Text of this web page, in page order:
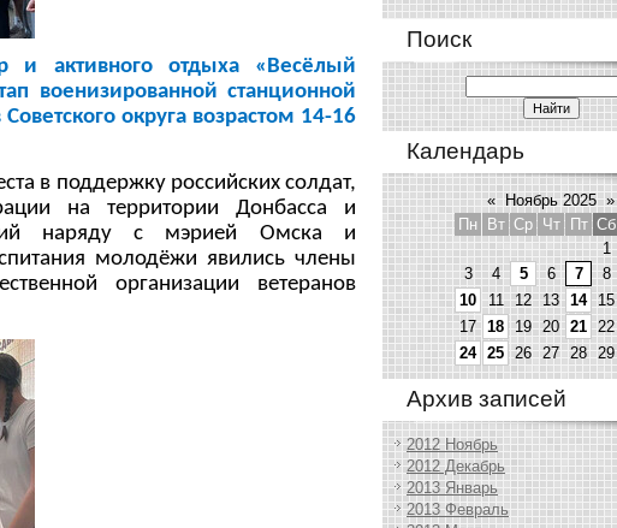
и активного отдыха «Весёлый
военизированной станционной
округа возрастом 14-16
в поддержку российских солдат,
на территории Донбасса и
наряду с мэрией Омска и
молодёжи явились члены
организации ветеранов
Поиск
Календарь
« Ноябрь 2025 »
Пн
Вт Ср Чт Пт Сб
1
3
4 5 6 7 8
10
11 12 13 14 15
17 18 19 20 21 22
24 25 26 27 28 29
Архив записей
2012 Ноябрь
2012 Декабрь
2013 Январь
2013 Февраль